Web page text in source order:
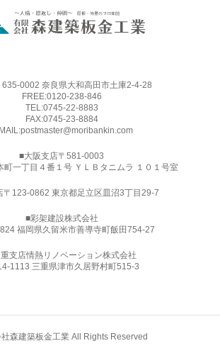
635-0002 奈良県大和高田市土庫2-4-28
FREE:0120-238-846
TEL:0745-22-8883
FAX:0745-23-8884
postmaster@moribankin.com
■大阪支店〒581-0003
町一丁目４番１号 ＹＬＢタニムラ １０１号室
〒123-0862 東京都足立区皿沼3丁目29-7
■彩架建設株式会社
福岡県久留米市善導寺町飯田754-27
支店情熱リノベーション株式会社
1113 三重県津市久居野村町515-3
森建築板金工業 All Rights Reserved